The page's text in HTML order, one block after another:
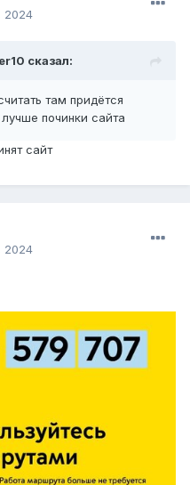
2024
сказал:
там придётся
починки сайта
сайт
2024